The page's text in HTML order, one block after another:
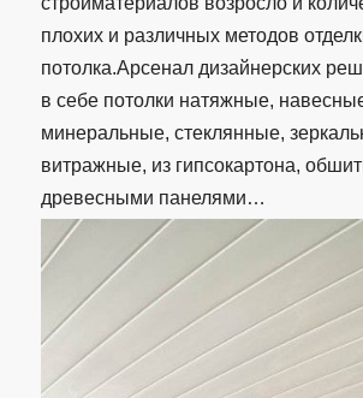
плохих и различных методов
потолка.Арсенал дизайнерских
в себе потолки натяжные,
минеральные, стеклянные,
витражные, из гипсокартона,
древесными панелями…